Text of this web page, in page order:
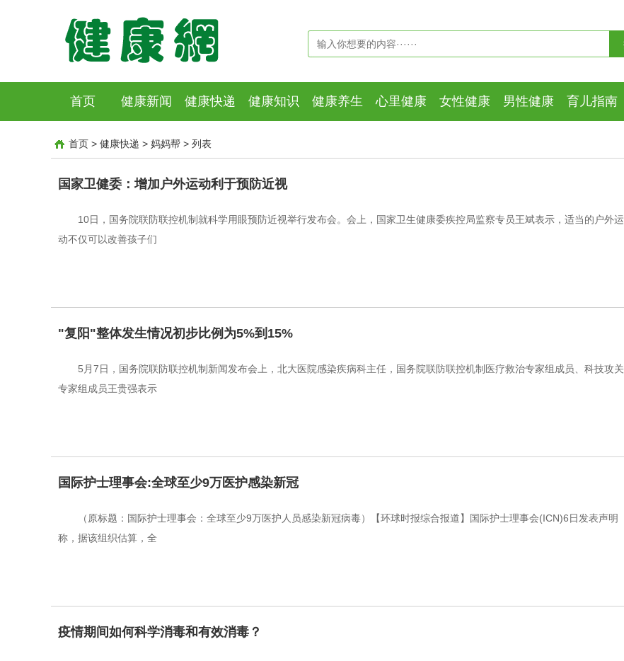
首页 健康新闻 健康快递 健康知识 健康养生 心里健康 女性健康 男性健康 育儿指南
首页 > 健康快递 > 妈妈帮 > 列表
国家卫健委：增加户外运动利于预防近视
10日，国务院联防联控机制就科学用眼预防近视举行发布会。会上，国家卫生健康委疾控局监察专员王斌表示，适当的户外运
动不仅可以改善孩子们
"复阳"整体发生情况初步比例为5%到15%
5月7日，国务院联防联控机制新闻发布会上，北大医院感染疾病科主任，国务院联防联控机制医疗救治专家组成员、科技攻关
专家组成员王贵强表示
国际护士理事会:全球至少9万医护感染新冠
（原标题：国际护士理事会：全球至少9万医护人员感染新冠病毒）【环球时报综合报道】国际护士理事会(ICN)6日发表声明
称，据该组织估算，全
疫情期间如何科学消毒和有效消毒？